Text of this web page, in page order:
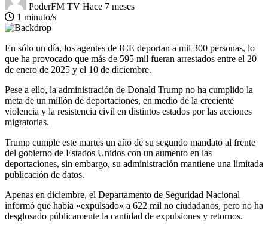
PoderFM TV Hace 7 meses
1 minuto/s
En sólo un día, los agentes de ICE deportan a mil 300 personas, lo
que ha provocado que más de 595 mil fueran arrestados entre el 20
de enero de 2025 y el 10 de diciembre.
Pese a ello, la administración de Donald Trump no ha cumplido la
meta de un millón de deportaciones, en medio de la creciente
violencia y la resistencia civil en distintos estados por las acciones
migratorias.
Trump cumple este martes un año de su segundo mandato al frente
del gobierno de Estados Unidos con un aumento en las
deportaciones, sin embargo, su administración mantiene una limitada
publicación de datos.
Apenas en diciembre, el Departamento de Seguridad Nacional
informó que había «expulsado» a 622 mil no ciudadanos, pero no ha
desglosado públicamente la cantidad de expulsiones y retornos.